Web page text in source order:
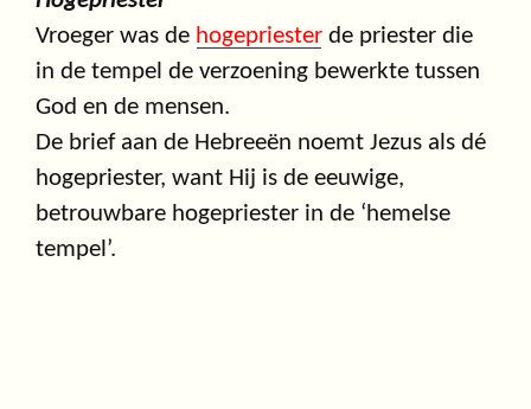
Vroeger was de hogepriester de priester die
in de tempel de verzoening bewerkte tussen
God en de mensen.
De brief aan de Hebreeën noemt Jezus als dé
hogepriester, want Hij is de eeuwige,
betrouwbare hogepriester in de ‘hemelse
tempel’.